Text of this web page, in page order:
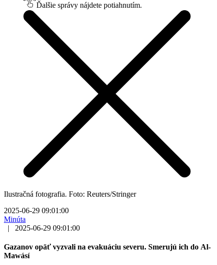
Ďalšie správy nájdete potiahnutím.
Ilustračná fotografia. Foto: Reuters/Stringer
2025-06-29 09:01:00
Minúta
|
2025-06-29 09:01:00
Gazanov opäť vyzvali na evakuáciu severu. Smerujú ich do Al-
Mawásí